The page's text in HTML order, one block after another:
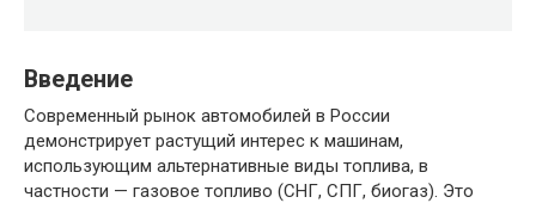
Введение
Современный рынок автомобилей в России
демонстрирует растущий интерес к машинам,
использующим альтернативные виды топлива, в
частности — газовое топливо (СНГ, СПГ, биогаз). Это